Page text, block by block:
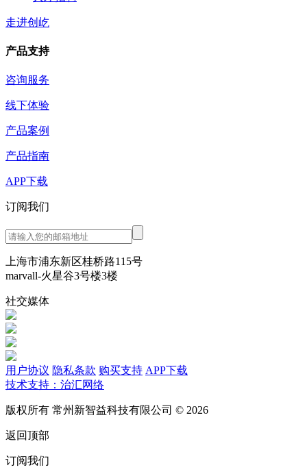
走进创屹
产品支持
咨询服务
线下体验
产品案例
产品指南
APP下载
订阅我们
上海市浦东新区桂桥路115号
marvall-火星谷3号楼3楼
社交媒体
用户协议 隐私条款 购买支持 APP下载
技术支持：治汇网络
版权所有 常州新智益科技有限公司 © 2026
返回顶部
订阅我们